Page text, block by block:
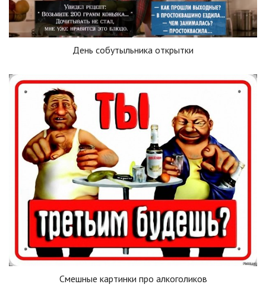
День собутыльника открытки
Смешные картинки про алкоголиков